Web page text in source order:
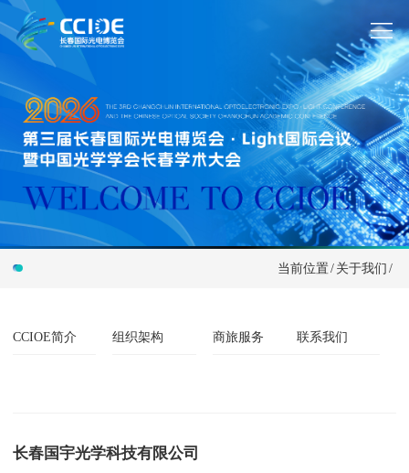
当前位置/关于我们 /
CCIOE简介 组织架构 商旅服务 联系我们
长春国宇光学科技有限公司